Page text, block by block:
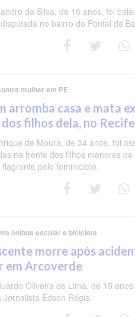
da Silva, de 15 anos, foi
no bairro do Pontal da
mulher em PE
arromba casa e mata
filhos dela, no Recife
de Moura, de 34 anos, foi
na frente dos filhos menores
pelo feminicídio.
ônibus escolar e bicicleta
morre após
em Arcoverde
Oliveira de Lima, de 15
Jornalista Edson Régis.